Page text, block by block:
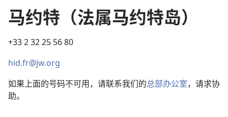
马约特（法属马约特岛）
+33 2 32 25 56 80
hid.fr@jw.org
如果上面的号码不可用，请联系我们的总部办公室，请求协
助。